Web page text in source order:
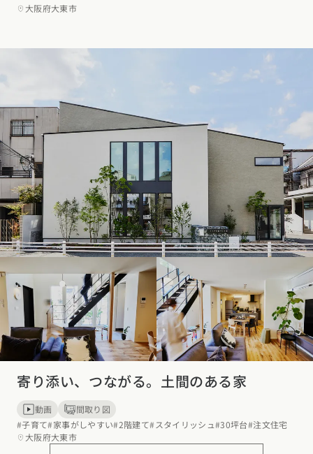
大阪府大東市
寄り添い、つながる。土間のある家
動画
間取り図
#子育て#家事がしやすい#2階建て#スタイリッシュ#30坪台#注文住宅
大阪府大東市